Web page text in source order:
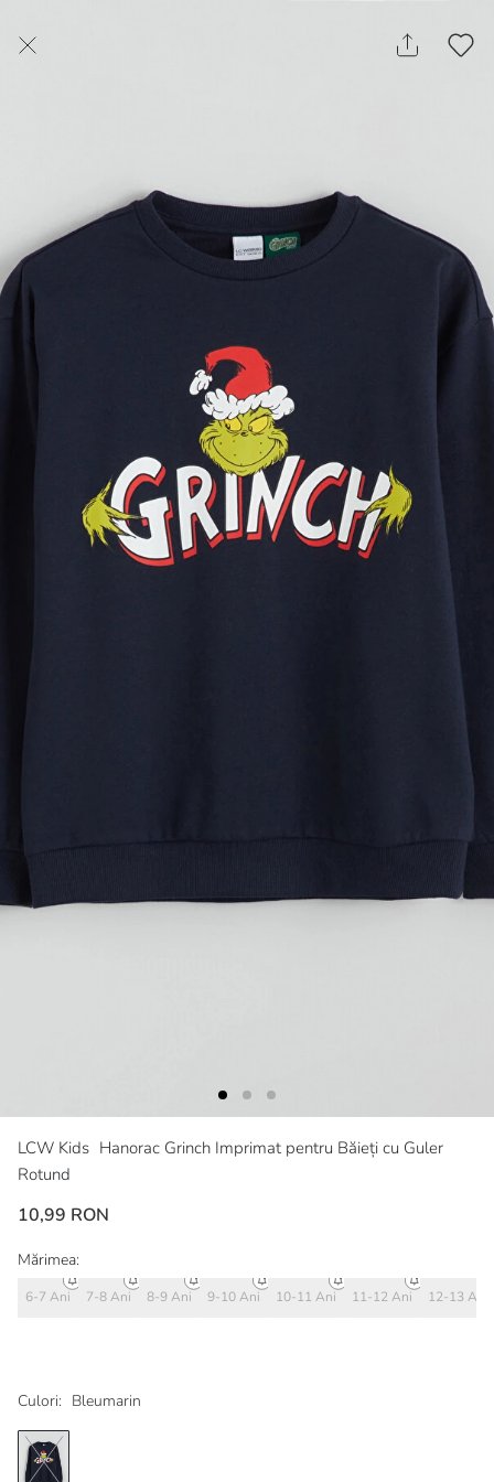
LCW Kids Hanorac Grinch Imprimat pentru Băieți cu Guler
Rotund
10,99 RON
Culori: Bleumarin
Mărimea:
6-7 Ani 7-8 Ani 8-9 Ani 9-10 Ani 10-11 Ani 11-12 Ani 12-13 Ani